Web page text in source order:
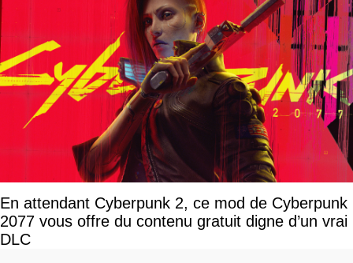
En attendant Cyberpunk 2, ce mod de Cyberpunk
2077 vous offre du contenu gratuit digne d’un vrai
DLC